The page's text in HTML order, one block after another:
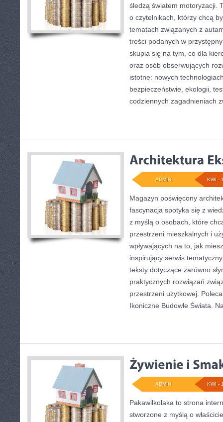
śledzą światem motoryzacji.
o czytelnikach, którzy chcą
tematach związanych z
treści podanych w
skupia się na tym, co dla
oraz osób obserwujących
istotne: nowych
bezpieczeństwie, ekologii,
codziennych zagadnieniach
KWI -
ADMIN
Magazyn poświęcony
fascynacja spotyka się z
z myślą o osobach, które
przestrzeni mieszkalnych i
wpływających na to, jak
inspirujący serwis
teksty dotyczące zarówno
praktycznych rozwiązań
przestrzeni użytkowej.
Ikoniczne Budowle Świata.
KWI -
ADMIN
Pakawilkolaka to strona
stworzone z myślą o